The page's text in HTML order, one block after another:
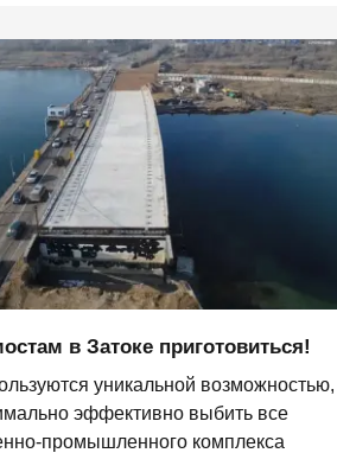
в Затоке приготовиться!
уникальной возможностью,
эффективно выбить все
промышленного комплекса